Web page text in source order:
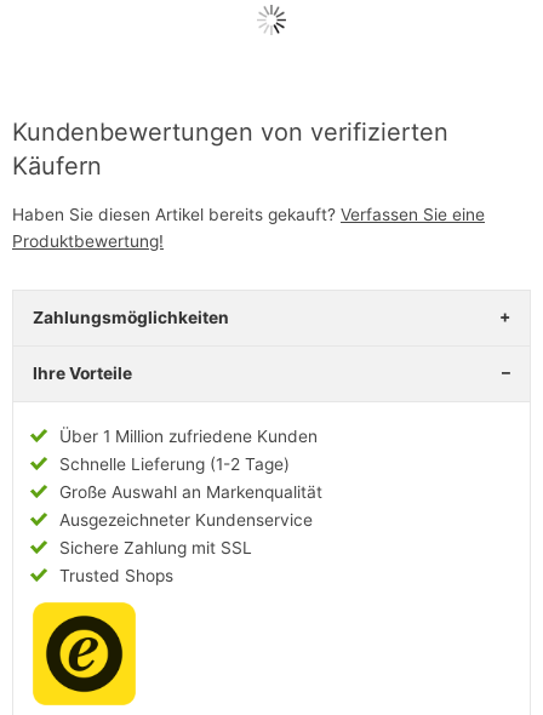
Kundenbewertungen von verifizierten
Käufern
Haben Sie diesen Artikel bereits gekauft? Verfassen Sie eine
Produktbewertung!
Zahlungsmöglichkeiten
Ihre Vorteile
Über 1 Million zufriedene Kunden
Schnelle Lieferung (1-2 Tage)
Große Auswahl an Markenqualität
Ausgezeichneter Kundenservice
Sichere Zahlung mit SSL
Trusted Shops